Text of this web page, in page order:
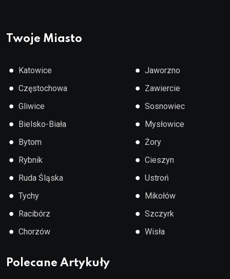
Twoje Miasto
● Katowice
● Częstochowa
● Gliwice
● Bielsko-Biała
● Bytom
● Rybnik
● Ruda Śląska
● Tychy
● Racibórz
● Chorzów
● Jaworzno
● Zawiercie
● Sosnowiec
● Mysłowice
● Żory
● Cieszyn
● Ustroń
● Mikołów
● Szczyrk
● Wisła
Polecane Artykuły